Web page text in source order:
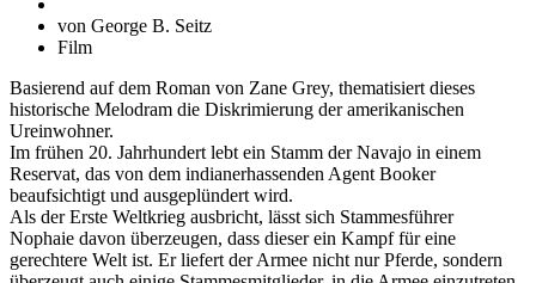
von George B. Seitz
Film
Basierend auf dem Roman von Zane Grey, thematisiert dieses
historische Melodram die Diskrimierung der amerikanischen
Ureinwohner.
Im frühen 20. Jahrhundert lebt ein Stamm der Navajo in einem
Reservat, das von dem indianerhassenden Agent Booker
beaufsichtigt und ausgeplündert wird.
Als der Erste Weltkrieg ausbricht, lässt sich Stammesführer
Nophaie davon überzeugen, dass dieser ein Kampf für eine
gerechtere Welt ist. Er liefert der Armee nicht nur Pferde, sondern